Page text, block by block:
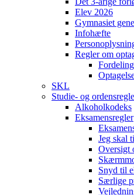
Elev 2026
Gymnasiet
Infohæfte
Regler om
SKL
Studie- og
Alkoholkodeks
Eksamensregler
Jeg skal
Oversigt
Snyd til
Særlige